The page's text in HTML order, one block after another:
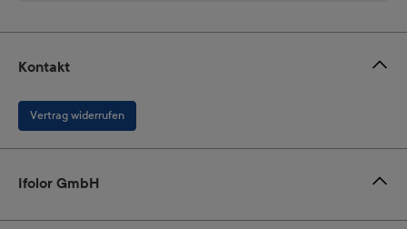
Kontakt
Vertrag widerrufen
Ifolor GmbH